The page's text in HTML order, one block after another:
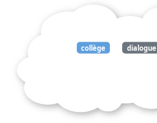
collège dialogue